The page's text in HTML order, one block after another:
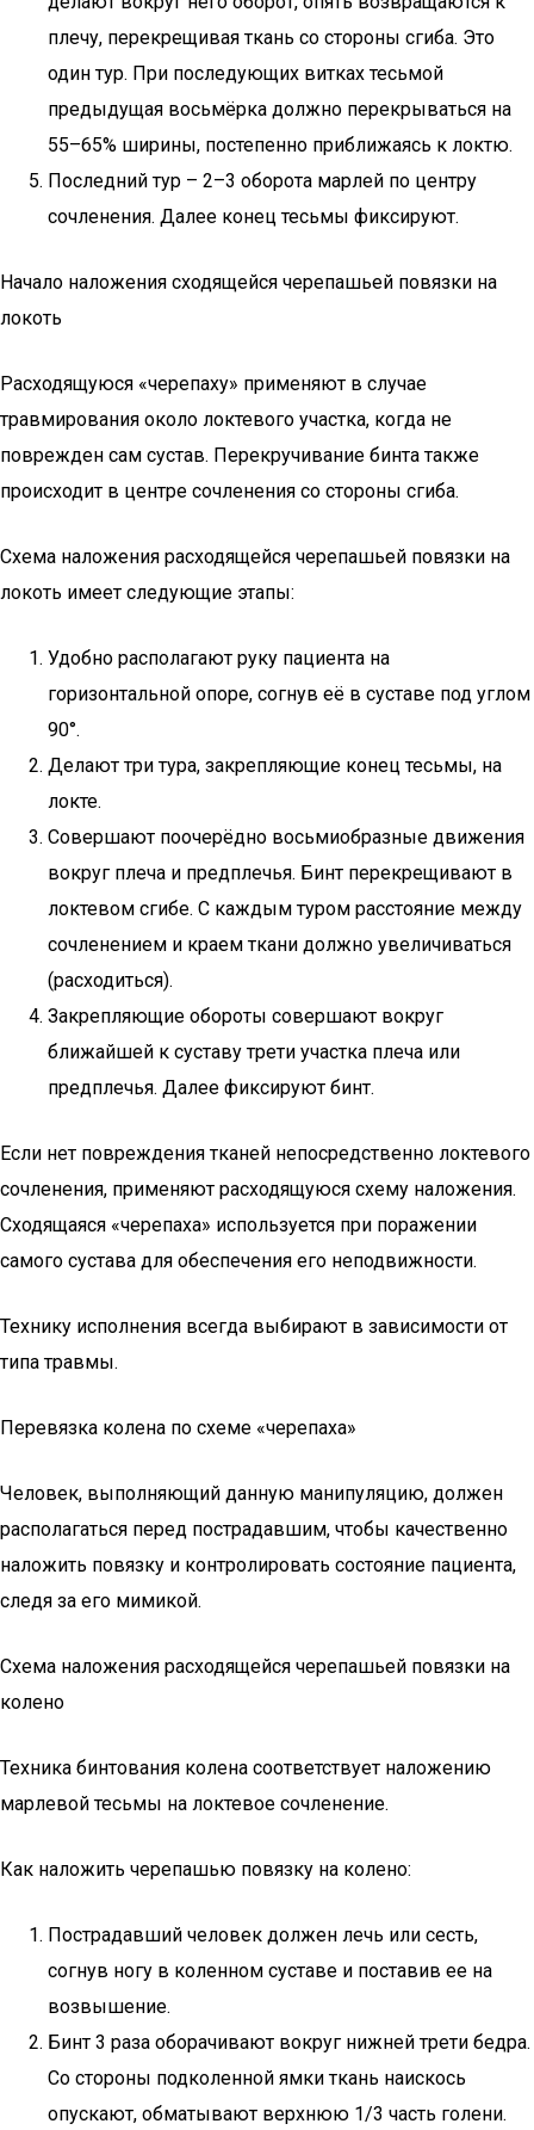
плечу, перекрещивая ткань со стороны сгиба. Это
один тур. При последующих витках тесьмой
предыдущая восьмёрка должно перекрываться на
55–65% ширины, постепенно приближаясь к локтю.
Последний тур – 2–3 оборота марлей по центру
сочленения. Далее конец тесьмы фиксируют.
Начало наложения сходящейся черепашьей повязки на
локоть
Расходящуюся «черепаху» применяют в случае
травмирования около локтевого участка, когда не
поврежден сам сустав. Перекручивание бинта также
происходит в центре сочленения со стороны сгиба.
Схема наложения расходящейся черепашьей повязки на
локоть имеет следующие этапы:
Удобно располагают руку пациента на
горизонтальной опоре, согнув её в суставе под углом
90°.
Делают три тура, закрепляющие конец тесьмы, на
локте.
Совершают поочерёдно восьмиобразные движения
вокруг плеча и предплечья. Бинт перекрещивают в
локтевом сгибе. С каждым туром расстояние между
сочленением и краем ткани должно увеличиваться
(расходиться).
Закрепляющие обороты совершают вокруг
ближайшей к суставу трети участка плеча или
предплечья. Далее фиксируют бинт.
Если нет повреждения тканей непосредственно локтевого
сочленения, применяют расходящуюся схему наложения.
Сходящаяся «черепаха» используется при поражении
самого сустава для обеспечения его неподвижности.
Технику исполнения всегда выбирают в зависимости от
типа травмы.
Перевязка колена по схеме «черепаха»
Человек, выполняющий данную манипуляцию, должен
располагаться перед пострадавшим, чтобы качественно
наложить повязку и контролировать состояние пациента,
следя за его мимикой.
Схема наложения расходящейся черепашьей повязки на
колено
Техника бинтования колена соответствует наложению
марлевой тесьмы на локтевое сочленение.
Как наложить черепашью повязку на колено:
Пострадавший человек должен лечь или сесть,
согнув ногу в коленном суставе и поставив ее на
возвышение.
Бинт 3 раза оборачивают вокруг нижней трети бедра.
Со стороны подколенной ямки ткань наискось
опускают, обматывают верхнюю 1/3 часть голени.